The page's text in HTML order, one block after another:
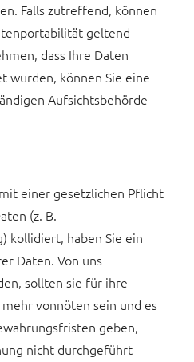
Falls zutreffend, können
geltend
dass Ihre Daten
wurden, können Sie eine
Aufsichtsbehörde
einer gesetzlichen Pflicht
(z. B.
kollidiert, haben Sie ein
Daten. Von uns
sollten sie für ihre
vonnöten sein und es
geben,
nicht durchgeführt